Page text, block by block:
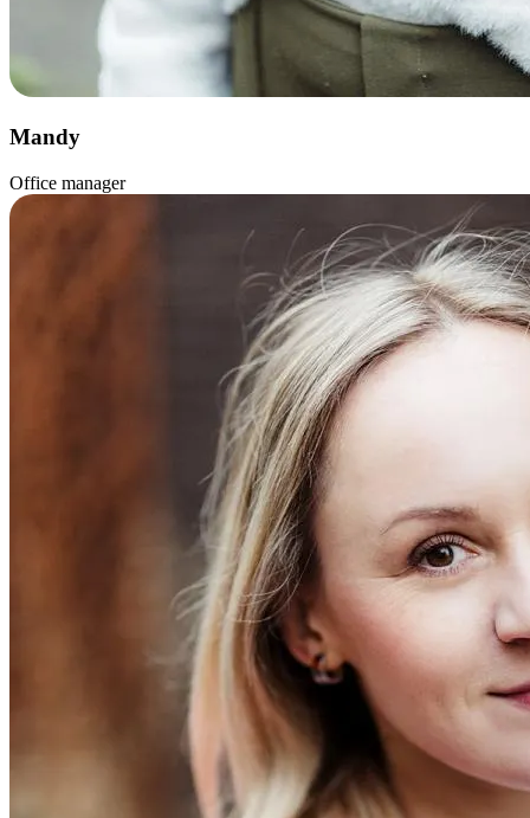
Mandy
Office manager